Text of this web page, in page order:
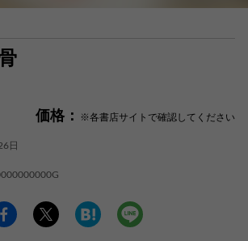
価格： ※各書店サイトで確認してください
日